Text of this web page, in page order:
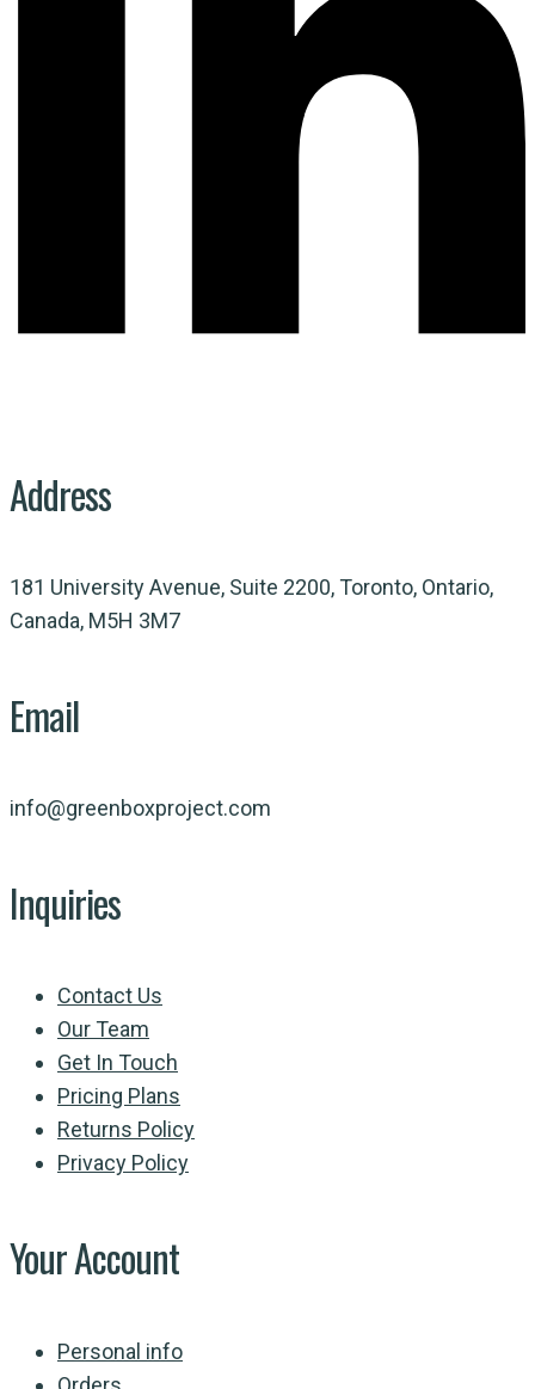
Address
181 University Avenue, Suite 2200, Toronto, Ontario,
Canada, M5H 3M7
Email
info@greenboxproject.com
Inquiries
Contact Us
Our Team
Get In Touch
Pricing Plans
Returns Policy
Privacy Policy
Your Account
Personal info